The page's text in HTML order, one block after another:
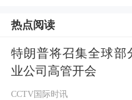
美国大豆协会主席
户卡莱布·拉格兰
开信中写道：“
热点阅读
特朗普将召集全球部
业公司高管开会
CCTV国际时讯